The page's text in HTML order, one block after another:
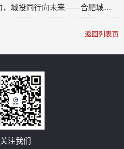
下一篇：金秋趣游凝心力，城投同行向未来——合肥城投工会2025年秋游活动圆满收官
返回列表页
关注我们